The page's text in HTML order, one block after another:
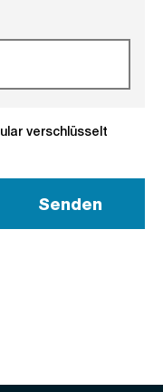
verschlüsselt
Senden